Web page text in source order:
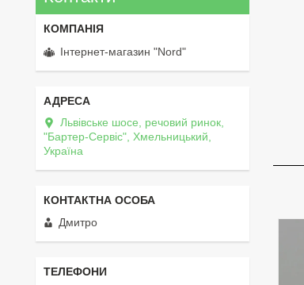
Інтернет-магазин "Nord"
Львівське шосе, речовий ринок,
"Бартер-Сервіс", Хмельницький,
Україна
Дмитро